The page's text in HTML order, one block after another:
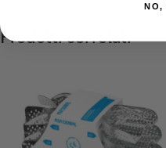
Prodotti correlati
NO,